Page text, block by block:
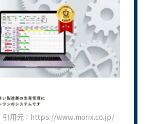
引用元：https://www.morix.co.jp/